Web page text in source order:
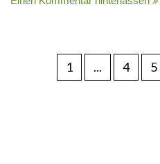
1 ... 4 5